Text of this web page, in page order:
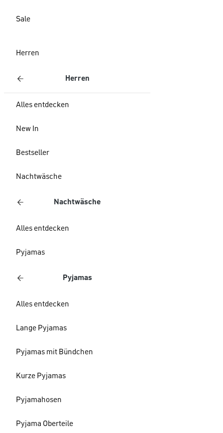
Sale
Herren
Herren
Alles entdecken
New In
Bestseller
Nachtwäsche
Nachtwäsche
Alles entdecken
Pyjamas
Pyjamas
Alles entdecken
Lange Pyjamas
Pyjamas mit Bündchen
Kurze Pyjamas
Pyjamahosen
Pyjama Oberteile